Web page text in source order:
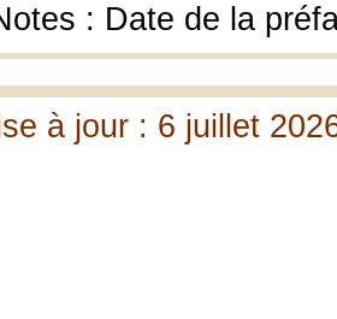
: Date de la
à jour : 6 juillet